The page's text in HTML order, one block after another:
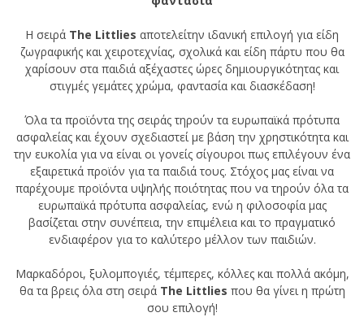
Η σειρά The Littlies αποτελείτην ιδανική επιλογή για είδη
ζωγραφικής και χειροτεχνίας, σχολικά και είδη πάρτυ που θα
χαρίσουν στα παιδιά αξέχαστες ώρες δημιουργικότητας και
στιγμές γεμάτες χρώμα, φαντασία και διασκέδαση!
Όλα τα προϊόντα της σειράς τηρούν τα ευρωπαϊκά πρότυπα
ασφαλείας και έχουν σχεδιαστεί με βάση την χρηστικότητα και
την ευκολία για να είναι οι γονείς σίγουροι πως επιλέγουν ένα
εξαιρετικά προϊόν για τα παιδιά τους. Στόχος μας είναι να
παρέχουμε προϊόντα υψηλής ποιότητας που να τηρούν όλα τα
ευρωπαϊκά πρότυπα ασφαλείας, ενώ η φιλοσοφία μας
βασίζεται στην συνέπεια, την επιμέλεια και το πραγματικό
ενδιαφέρον για το καλύτερο μέλλον των παιδιών.
Μαρκαδόροι, ξυλομπογιές, τέμπερες, κόλλες και πολλά ακόμη,
θα τα βρεις όλα στη σειρά The Littlies που θα γίνει η πρώτη
σου επιλογή!